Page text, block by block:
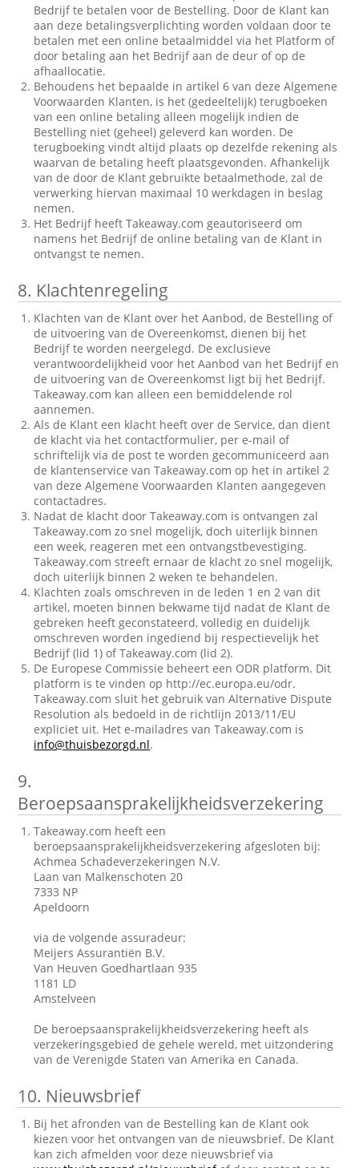
Bedrijf te betalen voor de Bestelling. Door de Klant kan
aan deze betalingsverplichting worden voldaan door te
betalen met een online betaalmiddel via het Platform of
door betaling aan het Bedrijf aan de deur of op de
afhaallocatie.
Behoudens het bepaalde in artikel 6 van deze Algemene
Voorwaarden Klanten, is het (gedeeltelijk) terugboeken
van een online betaling alleen mogelijk indien de
Bestelling niet (geheel) geleverd kan worden. De
terugboeking vindt altijd plaats op dezelfde rekening als
waarvan de betaling heeft plaatsgevonden. Afhankelijk
van de door de Klant gebruikte betaalmethode, zal de
verwerking hiervan maximaal 10 werkdagen in beslag
nemen.
Het Bedrijf heeft Takeaway.com geautoriseerd om
namens het Bedrijf de online betaling van de Klant in
ontvangst te nemen.
8. Klachtenregeling
Klachten van de Klant over het Aanbod, de Bestelling of
de uitvoering van de Overeenkomst, dienen bij het
Bedrijf te worden neergelegd. De exclusieve
verantwoordelijkheid voor het Aanbod van het Bedrijf en
de uitvoering van de Overeenkomst ligt bij het Bedrijf.
Takeaway.com kan alleen een bemiddelende rol
aannemen.
Als de Klant een klacht heeft over de Service, dan dient
de klacht via het contactformulier, per e-mail of
schriftelijk via de post te worden gecommuniceerd aan
de klantenservice van Takeaway.com op het in artikel 2
van deze Algemene Voorwaarden Klanten aangegeven
contactadres.
Nadat de klacht door Takeaway.com is ontvangen zal
Takeaway.com zo snel mogelijk, doch uiterlijk binnen
een week, reageren met een ontvangstbevestiging.
Takeaway.com streeft ernaar de klacht zo snel mogelijk,
doch uiterlijk binnen 2 weken te behandelen.
Klachten zoals omschreven in de leden 1 en 2 van dit
artikel, moeten binnen bekwame tijd nadat de Klant de
gebreken heeft geconstateerd, volledig en duidelijk
omschreven worden ingediend bij respectievelijk het
Bedrijf (lid 1) of Takeaway.com (lid 2).
De Europese Commissie beheert een ODR platform. Dit
platform is te vinden op http://ec.europa.eu/odr.
Takeaway.com sluit het gebruik van Alternative Dispute
Resolution als bedoeld in de richtlijn 2013/11/EU
expliciet uit. Het e-mailadres van Takeaway.com is
info@thuisbezorgd.nl.
9.
Beroepsaansprakelijkheidsverzekering
Takeaway.com heeft een
beroepsaansprakelijkheidsverzekering afgesloten bij:
Achmea Schadeverzekeringen N.V.
Laan van Malkenschoten 20
7333 NP
Apeldoorn
via de volgende assuradeur:
Meijers Assurantiën B.V.
Van Heuven Goedhartlaan 935
1181 LD
Amstelveen
De beroepsaansprakelijkheidsverzekering heeft als
verzekeringsgebied de gehele wereld, met uitzondering
van de Verenigde Staten van Amerika en Canada.
10. Nieuwsbrief
Bij het afronden van de Bestelling kan de Klant ook
kiezen voor het ontvangen van de nieuwsbrief. De Klant
kan zich afmelden voor deze nieuwsbrief via